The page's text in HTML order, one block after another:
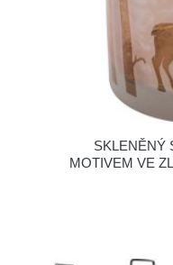
SKLENĚNÝ
MOTIVEM VE